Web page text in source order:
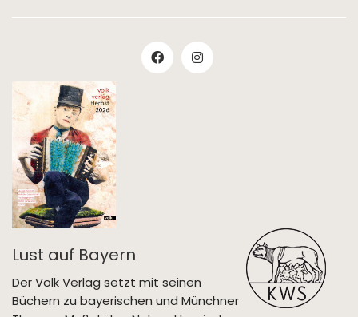
Lust auf Bayern
Der Volk Verlag setzt mit seinen
Büchern zu bayerischen und Münchner